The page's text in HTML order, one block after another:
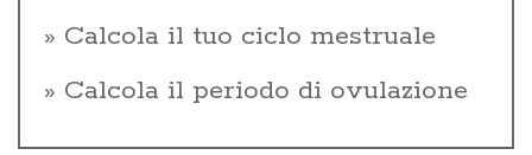
Calcola il tuo ciclo mestruale
Calcola il periodo di ovulazione